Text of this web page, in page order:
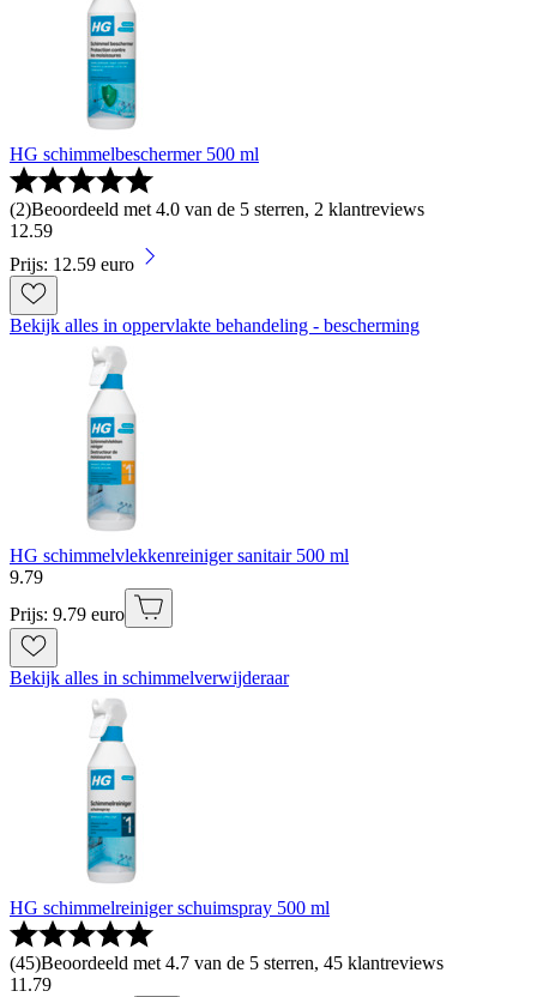
HG schimmelbeschermer 500 ml
(2)Beoordeeld met 4.0 van de 5 sterren, 2 klantreviews
12.59
Prijs: 12.59 euro
Bekijk alles in oppervlakte behandeling - bescherming
HG schimmelvlekkenreiniger sanitair 500 ml
9.79
Prijs: 9.79 euro
Bekijk alles in schimmelverwijderaar
HG schimmelreiniger schuimspray 500 ml
(45)Beoordeeld met 4.7 van de 5 sterren, 45 klantreviews
11 .79